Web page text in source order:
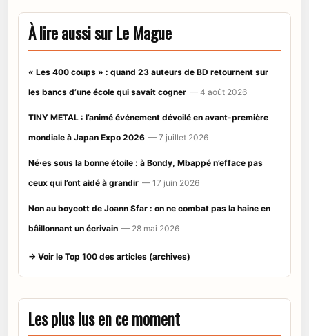
À lire aussi sur Le Mague
« Les 400 coups » : quand 23 auteurs de BD retournent sur
les bancs d’une école qui savait cogner — 4 août 2026
TINY METAL : l’animé événement dévoilé en avant-première
mondiale à Japan Expo 2026 — 7 juillet 2026
Né·es sous la bonne étoile : à Bondy, Mbappé n’efface pas
ceux qui l’ont aidé à grandir — 17 juin 2026
Non au boycott de Joann Sfar : on ne combat pas la haine en
bâillonnant un écrivain — 28 mai 2026
→ Voir le Top 100 des articles (archives)
Les plus lus en ce moment